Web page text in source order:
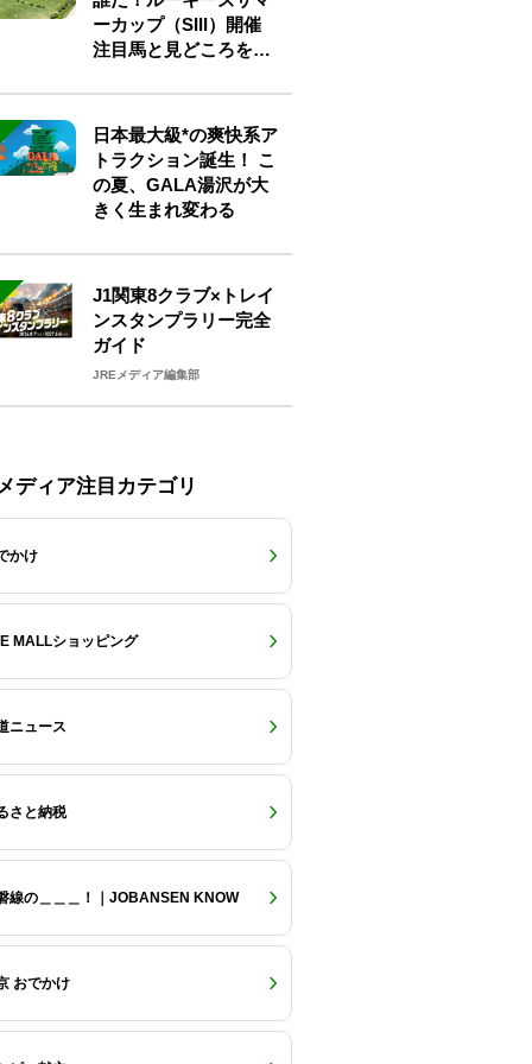
ーカップ（SIII）開催
注目馬と見どころをチ
日本最大級*の爽快系ア
トラクション誕生！ こ
の夏、GALA湯沢が大
きく生まれ変わる
J1関東8クラブ×トレイ
ンスタンプラリー完全
ガイド
JREメディア編集部
ディア注目カテゴリ
かけ
MALLショッピング
ニュース
さと納税
線の＿＿＿！｜JOBANSEN KNOW
おでかけ